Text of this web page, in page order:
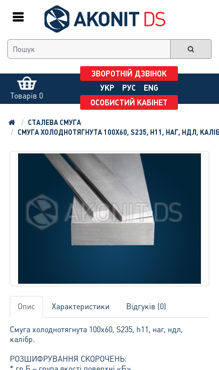
Товарів 0
ЗВОРОТНІЙ ДЗВІНОК
УКР
РУС
ENG
ОСОБИСТИЙ КАБІНЕТ
СТАЛЕВА СМУГА
СМУГА ХОЛОДНОТЯГНУТА 100Х60, S235, H11, НАГ, НДЛ,
Опис Характеристики Відгуків (0)
Смуга холоднотягнута 100х60, S235, h11, наг, ндл,
калібр.
РОЗШИФРУВАННЯ СКОРОЧЕНЬ: